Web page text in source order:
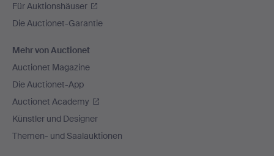
Für Auktionshäuser
Die Auctionet-Garantie
Mehr von Auctionet
Auctionet Magazine
Die Auctionet-App
Auctionet Academy
Künstler und Designer
Themen- und Saalauktionen